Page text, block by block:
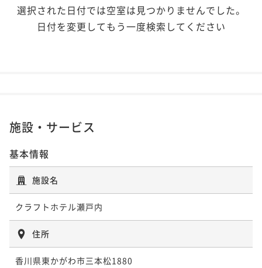
選択された日付では空室は見つかりませんでした。
日付を変更してもう一度検索してください
施設・サービス
基本情報
施設名
クラフトホテル瀬戸内
住所
香川県東かがわ市三本松1880